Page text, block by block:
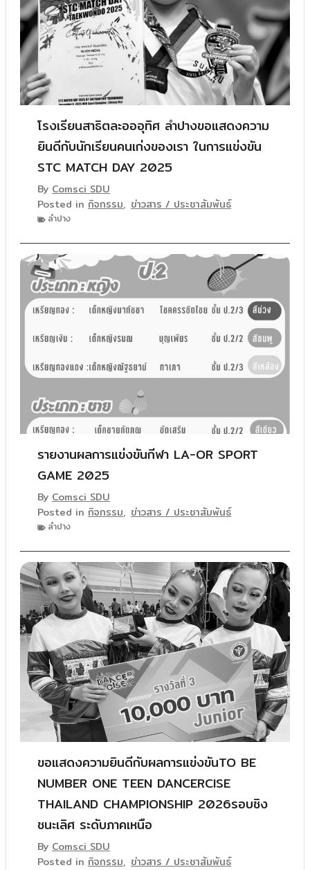
โรงเรียนสาธิตละอออุทิศ ลำปางขอแสดงความ
ยินดีกับนักเรียนคนเก่งของเรา ในการแข่งขัน
STC MATCH DAY 2025
By Comsci SDU
Posted in กิจกรรม, ข่าวสาร / ประชาสัมพันธ์
ลำปาง
รายงานผลการแข่งขันกีฬา LA-OR SPORT
GAME 2025
By Comsci SDU
Posted in กิจกรรม, ข่าวสาร / ประชาสัมพันธ์
ลำปาง
ขอแสดงความยินดีกับผลการแข่งขันTO BE
NUMBER ONE TEEN DANCERCISE
THAILAND CHAMPIONSHIP 2026รอบชิง
ชนะเลิศ ระดับภาคเหนือ
By Comsci SDU
Posted in กิจกรรม, ข่าวสาร / ประชาสัมพันธ์